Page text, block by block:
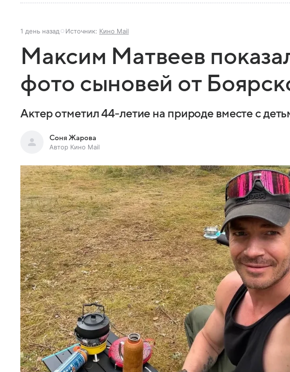
1 день назад Источник: Кино Mail
Максим Матвеев
фото сыновей от
Актер отметил 44-летие на природе вместе с
Соня Жарова
Автор Кино Mail